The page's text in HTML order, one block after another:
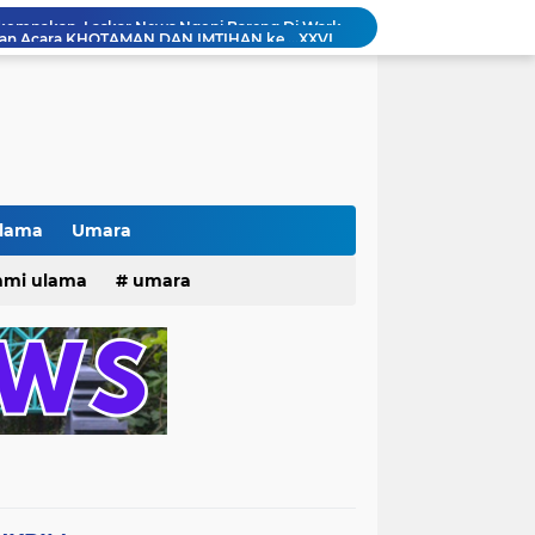
Acara KHOTAMAN DAN IMTIHAN ke ...XXVI
Khotaman dan Imtihan TPQ Al Islami Metode Qiroati Angkatan ke XXVI tahun 2026
TERKINI)NEWS.YANG KE 1
dan Parade HUT Bhayangkara di Monas
Umara
dan Maknanya
ulama umara
2025